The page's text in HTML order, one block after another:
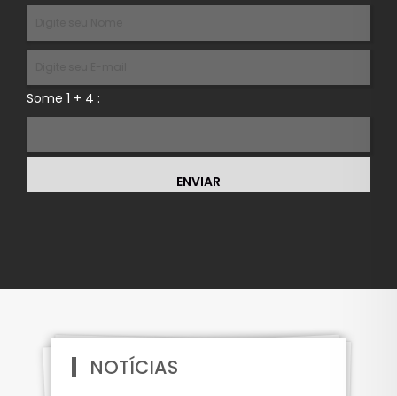
Some 1 + 4 :
ENVIAR
NOTÍCIAS